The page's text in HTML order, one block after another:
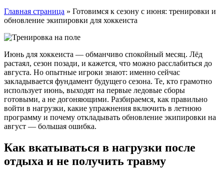
Главная страница » Готовимся к сезону с июня: тренировки и
обновление экипировки для хоккеиста
Июнь для хоккеиста — обманчиво спокойный месяц. Лёд
растаял, сезон позади, и кажется, что можно расслабиться до
августа. Но опытные игроки знают: именно сейчас
закладывается фундамент будущего сезона. Те, кто грамотно
использует июнь, выходят на первые ледовые сборы
готовыми, а не догоняющими. Разбираемся, как правильно
войти в нагрузки, какие упражнения включить в летнюю
программу и почему откладывать обновление экипировки на
август — большая ошибка.
Как вкатываться в нагрузки после
отдыха и не получить травму